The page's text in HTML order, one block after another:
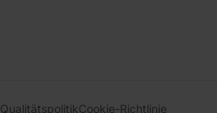
QualitätspolitikCookie-Richtlinie